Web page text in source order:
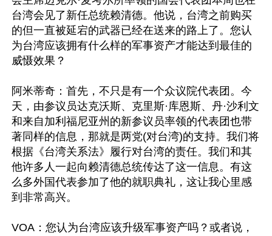
台湾会见了新任总统赖清德。他说，台湾之前购买
的但一直被延宕的武器已经在送来的路上了。您认
为台湾应该拥有什么样的军事资产才能达到最佳的
威慑效果？
阿米蒂奇：首先，不只是有一个众议院代表团。今
天，由参议员达克沃斯、克里斯·库恩斯、丹·沙利文
和来自加利福尼亚州的新参议员率领的代表团也带
著同样的信息，那就是两党(对台湾)的支持。我们将
根据《台湾关系法》履行对台湾的责任。我们和其
他许多人一起向赖清德总统传达了这一信息。有这
么多外国代表参加了他的就职典礼，这让我心里感
到非常高兴。
VOA：您认为台湾应该升级军事资产吗？或者说，